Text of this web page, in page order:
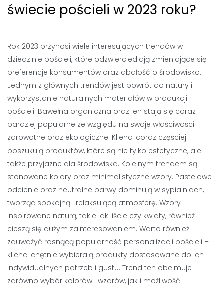
świecie pościeli w 2023 roku?
Rok 2023 przynosi wiele interesujących trendów w
dziedzinie pościeli, które odzwierciedlają zmieniające się
preferencje konsumentów oraz dbałość o środowisko.
Jednym z głównych trendów jest powrót do natury i
wykorzystanie naturalnych materiałów w produkcji
pościeli. Bawełna organiczna oraz len stają się coraz
bardziej popularne ze względu na swoje właściwości
zdrowotne oraz ekologiczne. Klienci coraz częściej
poszukują produktów, które są nie tylko estetyczne, ale
także przyjazne dla środowiska. Kolejnym trendem są
stonowane kolory oraz minimalistyczne wzory. Pastelowe
odcienie oraz neutralne barwy dominują w sypialniach,
tworząc spokojną i relaksującą atmosferę. Wzory
inspirowane naturą, takie jak liście czy kwiaty, również
cieszą się dużym zainteresowaniem. Warto również
zauważyć rosnącą popularność personalizacji pościeli –
klienci chętnie wybierają produkty dostosowane do ich
indywidualnych potrzeb i gustu. Trend ten obejmuje
zarówno wybór kolorów i wzorów, jak i możliwość